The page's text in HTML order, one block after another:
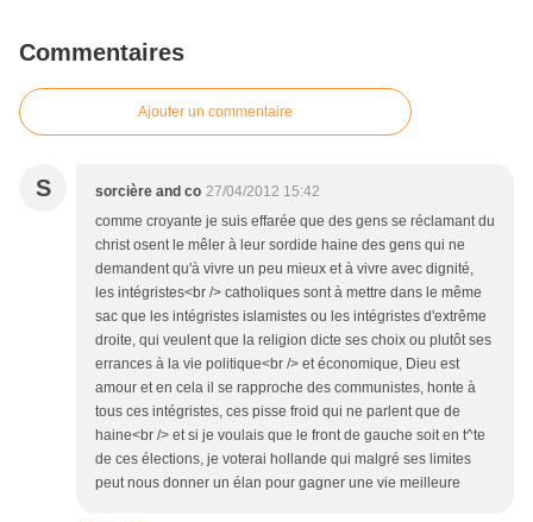
Commentaires
Ajouter un commentaire
S sorcière and co 27/04/2012 15:42
comme croyante je suis effarée que des gens se réclamant du
christ osent le mêler à leur sordide haine des gens qui ne
demandent qu'à vivre un peu mieux et à vivre avec dignité,
les intégristes<br /> catholiques sont à mettre dans le même
sac que les intégristes islamistes ou les intégristes d'extrême
droite, qui veulent que la religion dicte ses choix ou plutôt ses
errances à la vie politique<br /> et économique, Dieu est
amour et en cela il se rapproche des communistes, honte à
tous ces intégristes, ces pisse froid qui ne parlent que de
haine<br /> et si je voulais que le front de gauche soit en t^te
de ces élections, je voterai hollande qui malgré ses limites
peut nous donner un élan pour gagner une vie meilleure